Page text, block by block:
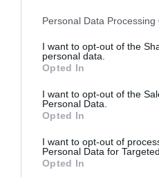
Please note that this website/
not limited to your visit or
grant or deny consent to
use your data for below
consent section.
Personal Data Processing
I want to opt-out of the
personal data.
Opted In
I want to opt-out of the
Personal Data.
Opted In
I want to opt-out of
Personal Data for
Opted In
írta
Ha egy valóban
ahol romantikus,
élményeket szerezhetsz,
Viewhouse Zebegény
Nemrégiben két éjszakát
ellenére, hogy az időjárás